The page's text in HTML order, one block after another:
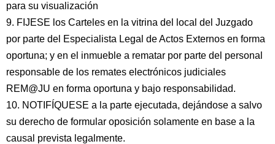
para su visualización
9. FIJESE los Carteles en la vitrina del local del Juzgado
por parte del Especialista Legal de Actos Externos en forma
oportuna; y en el inmueble a rematar por parte del personal
responsable de los remates electrónicos judiciales
REM@JU en forma oportuna y bajo responsabilidad.
10. NOTIFÍQUESE a la parte ejecutada, dejándose a salvo
su derecho de formular oposición solamente en base a la
causal prevista legalmente.